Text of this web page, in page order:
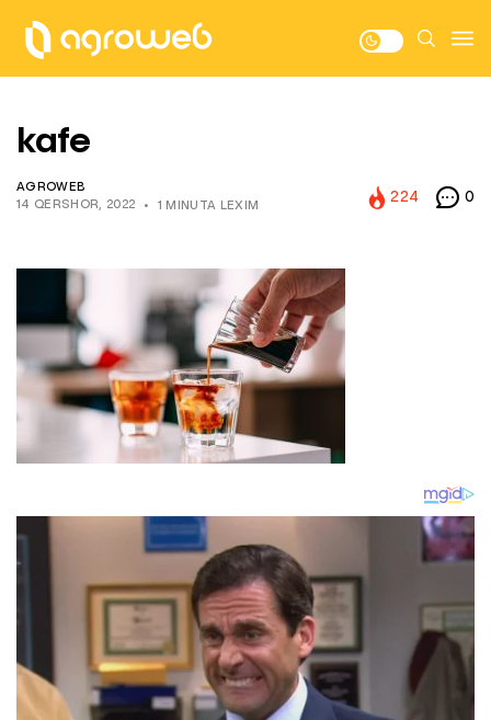
kafe
AGROWEB
14 QERSHOR, 2022
1 MINUTA LEXIM
224 0